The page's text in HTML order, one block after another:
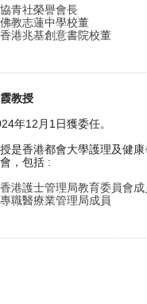
協青社榮譽會長
佛教志蓮中學校董
香港兆基創意書院校董
教授
年12月1日獲委任。
是香港都會大學護理及健
，包括 :
香港護士管理局教育委員會成
專職醫療業管理局成員